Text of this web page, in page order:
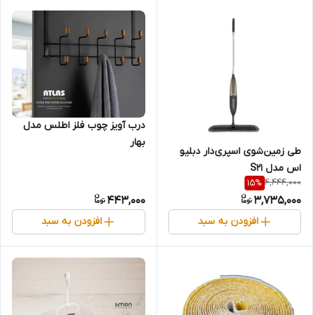
طی زمین‌شوی اسپری‌دار دبلیو
اس مدل S21
4,444,000
15%
3,735,000
افزودن به سبد
درب آویز چوب فلز اطلس مدل
بهار
443,000
افزودن به سبد